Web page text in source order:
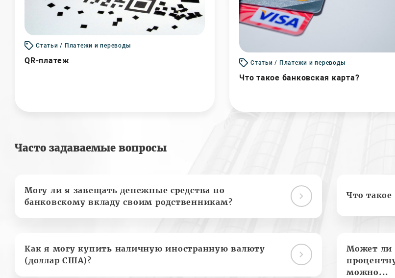
Статьи / Платежи и переводы
QR-платеж Статьи / Платежи и переводы
Что такое банковская карта?
Часто задаваемые вопросы
Могу ли я завещать денежные средства по
банковскому вкладу своим родственникам?
Что такое
Как я могу купить наличную иностранную валюту
(доллар США)?
Может ли
можно...